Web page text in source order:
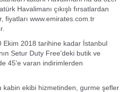
Havalimanı çıkışlı fırsatlardan
fiyatları www.emirates.com.tr
Ekim 2018 tarihine kadar İstanbul
Setur Duty Free'deki butik ve
45'e varan indirimlerden
kabin ekibi hizmetinden, gurme şefler